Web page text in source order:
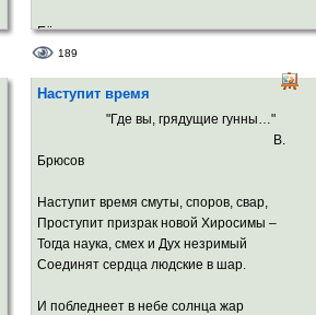
Там сегодня
Не
Её гостеприимства многоцветье,
Её пиры я воспою в стихах.
Проступит кровью прошлое столетье –
Я ложь люблю за искренность, за смелость,
За то, что в неизвестность мне хотелось.
189
Наступит время
"Где вы, грядущие гунны…"
В.
Брюсов
Наступит время смуты, споров, свар,
Проступит призрак новой Хиросимы –
Тогда наука, смех и Дух незримый
Соединят сердца людские в шар.
И побледнеет в небе солнца жар